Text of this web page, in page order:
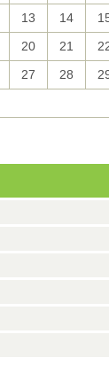
13 14
20 21
27 28